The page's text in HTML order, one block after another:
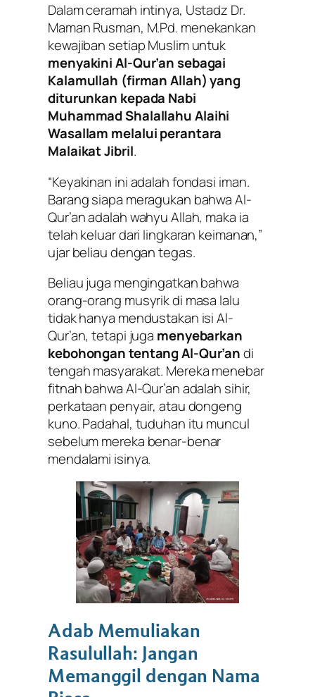
Dalam ceramah intinya, Ustadz Dr.
Maman Rusman, M.Pd. menekankan
kewajiban setiap Muslim untuk
menyakini Al-Qur’an sebagai
Kalamullah (firman Allah) yang
diturunkan kepada Nabi
Muhammad Shalallahu Alaihi
Wasallam melalui perantara
Malaikat Jibril.
“Keyakinan ini adalah fondasi iman.
Barang siapa meragukan bahwa Al-
Qur’an adalah wahyu Allah, maka ia
telah keluar dari lingkaran keimanan,”
ujar beliau dengan tegas.
Beliau juga mengingatkan bahwa
orang-orang musyrik di masa lalu
tidak hanya mendustakan isi Al-
Qur’an, tetapi juga menyebarkan
kebohongan tentang Al-Qur’andi
tengah masyarakat. Mereka menebar
fitnah bahwa Al-Qur’an adalah sihir,
perkataan penyair, atau dongeng
kuno. Padahal, tuduhan itu muncul
sebelum mereka benar-benar
mendalami isinya.
Adab Memuliakan
Rasulullah: Jangan
Memanggil dengan Nama